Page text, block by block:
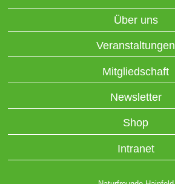
Über uns
Veranstaltungen
Mitgliedschaft
Newsletter
Shop
Intranet